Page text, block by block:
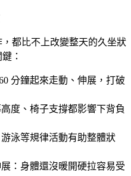
都比不上改變整天的久坐狀
：
分鐘起來走動、伸展，打破
高度、椅子支撐都影響下背負
游泳等規律活動有助整體狀
：身體還沒暖開硬拉容易受